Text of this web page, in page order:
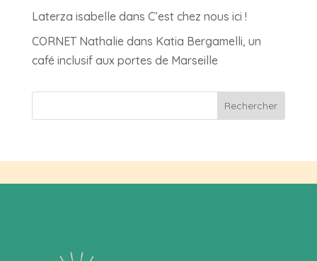
Laterza isabelledans C’est chez nous ici !
CORNET Nathaliedans Katia Bergamelli, un
café inclusif aux portes de Marseille
Rechercher